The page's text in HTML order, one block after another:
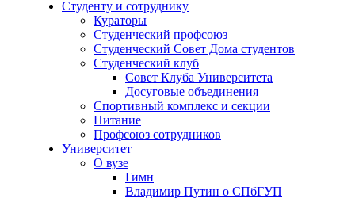
Студенту и сотруднику
Кураторы
Студенческий профсоюз
Студенческий Совет Дома студентов
Студенческий клуб
Совет Клуба Университета
Досуговые объединения
Спортивный комплекс и секции
Питание
Профсоюз сотрудников
Университет
О вузе
Гимн
Владимир Путин о СПбГУП